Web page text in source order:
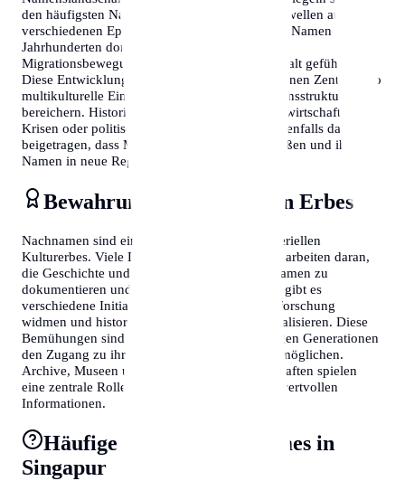
den häufigsten Nachnamen oft Einwanderungswellen aus
verschiedenen Epochen wider. Während einige Namen seit
Jahrhunderten dominant sind, haben neuere
Migrationsbewegungen zu einer größeren Vielfalt geführt.
Diese Entwicklung zeigt sich besonders in urbanen Zentren, wo
multikulturelle Einflüsse die traditionelle Namensstruktur
bereichern. Historische Ereignisse wie Kriege, wirtschaftliche
Krisen oder politische Umwälzungen haben ebenfalls dazu
beigetragen, dass Menschen ihre Heimat verließen und ihre
Namen in neue Regionen brachten.
Bewahrung des kulturellen Erbes
Nachnamen sind ein wichtiger Teil des immateriellen
Kulturerbes. Viele Länder und Organisationen arbeiten daran,
die Geschichte und Bedeutung von Familiennamen zu
dokumentieren und zu bewahren. In Singapur gibt es
verschiedene Initiativen, die sich der Namensforschung
widmen und historische Aufzeichnungen digitalisieren. Diese
Bemühungen sind entscheidend, um zukünftigen Generationen
den Zugang zu ihrer Familiengeschichte zu ermöglichen.
Archive, Museen und genealogische Gesellschaften spielen
eine zentrale Rolle bei der Bewahrung dieser wertvollen
Informationen.
Häufige Fragen zu surnames in
Singapur